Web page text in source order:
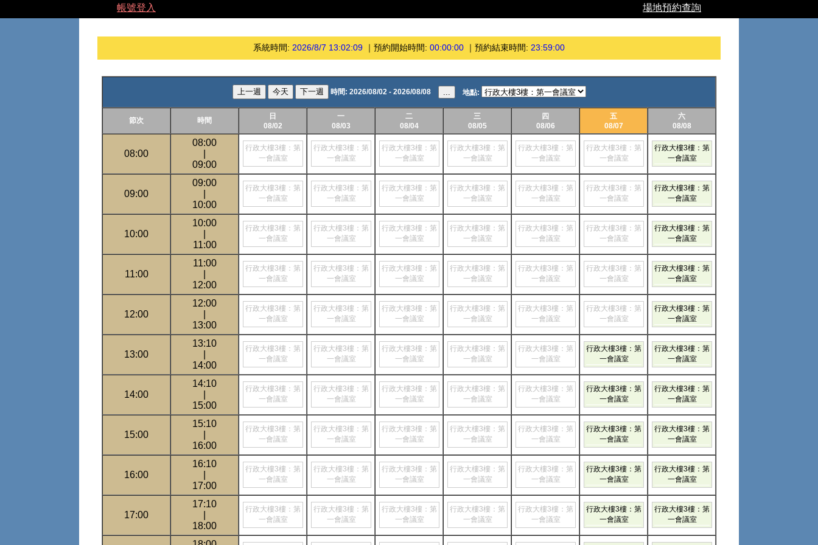
帳號登入 場地預約查詢
系統時間: 2026/8/7 13:02:09 ｜ 預約開始時間: 00:00:00 ｜ 預約結束時間: 23:59:00
上一週 今天 下一週 時間: 2026/08/02 - 2026/08/08 ... 地點:
節次 時間
日
08/02
一
08/03
二
08/04
三
08/05
四
08/06
五
08/07
六
08/08
08:00
08:00
09:00
行政大樓3樓：第
一會議室
行政大樓3樓：第
一會議室
行政大樓3樓：第
一會議室
行政大樓3樓：第
一會議室
行政大樓3樓：第
一會議室
行政大樓3樓：第
一會議室
行政大樓3樓：第
一會議室
09:00
09:00
10:00
行政大樓3樓：第
一會議室
行政大樓3樓：第
一會議室
行政大樓3樓：第
一會議室
行政大樓3樓：第
一會議室
行政大樓3樓：第
一會議室
行政大樓3樓：第
一會議室
行政大樓3樓：第
一會議室
10:00
10:00
11:00
行政大樓3樓：第
一會議室
行政大樓3樓：第
一會議室
行政大樓3樓：第
一會議室
行政大樓3樓：第
一會議室
行政大樓3樓：第
一會議室
行政大樓3樓：第
一會議室
行政大樓3樓：第
一會議室
11:00
11:00
12:00
行政大樓3樓：第
一會議室
行政大樓3樓：第
一會議室
行政大樓3樓：第
一會議室
行政大樓3樓：第
一會議室
行政大樓3樓：第
一會議室
行政大樓3樓：第
一會議室
行政大樓3樓：第
一會議室
12:00
12:00
13:00
行政大樓3樓：第
一會議室
行政大樓3樓：第
一會議室
行政大樓3樓：第
一會議室
行政大樓3樓：第
一會議室
行政大樓3樓：第
一會議室
行政大樓3樓：第
一會議室
行政大樓3樓：第
一會議室
13:00
13:10
14:00
行政大樓3樓：第
一會議室
行政大樓3樓：第
一會議室
行政大樓3樓：第
一會議室
行政大樓3樓：第
一會議室
行政大樓3樓：第
一會議室
行政大樓3樓：第
一會議室
行政大樓3樓：第
一會議室
14:00
14:10
15:00
行政大樓3樓：第
一會議室
行政大樓3樓：第
一會議室
行政大樓3樓：第
一會議室
行政大樓3樓：第
一會議室
行政大樓3樓：第
一會議室
行政大樓3樓：第
一會議室
行政大樓3樓：第
一會議室
15:00
15:10
16:00
行政大樓3樓：第
一會議室
行政大樓3樓：第
一會議室
行政大樓3樓：第
一會議室
行政大樓3樓：第
一會議室
行政大樓3樓：第
一會議室
行政大樓3樓：第
一會議室
行政大樓3樓：第
一會議室
16:00
16:10
17:00
行政大樓3樓：第
一會議室
行政大樓3樓：第
一會議室
行政大樓3樓：第
一會議室
行政大樓3樓：第
一會議室
行政大樓3樓：第
一會議室
行政大樓3樓：第
一會議室
行政大樓3樓：第
一會議室
17:00
17:10
18:00
行政大樓3樓：第
一會議室
行政大樓3樓：第
一會議室
行政大樓3樓：第
一會議室
行政大樓3樓：第
一會議室
行政大樓3樓：第
一會議室
行政大樓3樓：第
一會議室
行政大樓3樓：第
一會議室